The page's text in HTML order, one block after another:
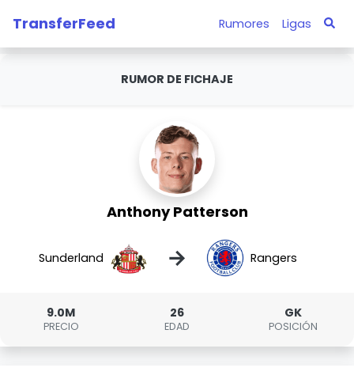
TransferFeed Rumores Ligas
RUMOR DE FICHAJE
Anthony Patterson
Sunderland → Rangers
9.0M
PRECIO
26
EDAD
GK
POSICIÓN